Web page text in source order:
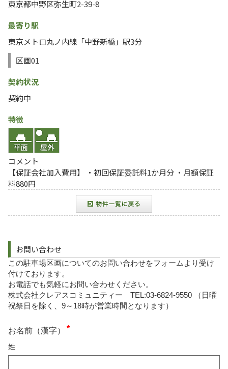
東京都中野区弥生町2-39-8
最寄り駅
東京メトロ丸ノ内線「中野新橋」駅3分
区画01
契約状況
契約中
特徴
コメント
【保証会社加入費用】 ・初回保証委託料1か月分 ・月額保証
料880円
お問い合わせ